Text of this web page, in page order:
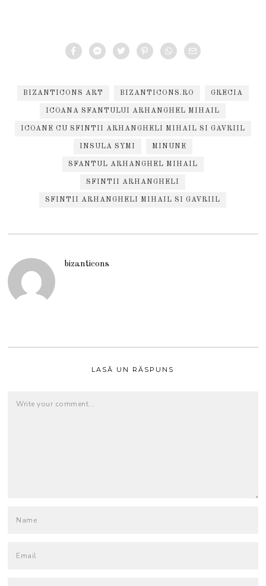
BIZANTICONS ART BIZANTICONS.RO GRECIA
ICOANA SFANTULUI ARHANGHEL MIHAIL
ICOANE CU SFINTII ARHANGHELI MIHAIL SI GAVRIIL
INSULA SYMI MINUNE
SFANTUL ARHANGHEL MIHAIL
SFINTII ARHANGHELI
SFINTII ARHANGHELI MIHAIL SI GAVRIIL
bizanticons
LASĂ UN RĂSPUNS